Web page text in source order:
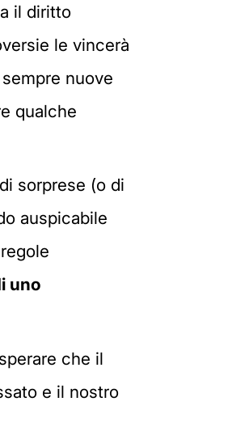
il diritto
le vincerà
nuove
qualche
sorprese (o di
auspicabile
uno
che il
e il nostro